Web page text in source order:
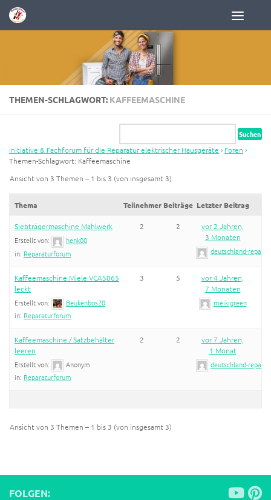
Zum Inhalt springen
THEMEN-SCHLAGWORT: KAFFEEMASCHINE
Initiative & Fachforum für die Reparatur elektrischer Hausgeräte › Foren ›
Themen-Schlagwort: Kaffeemaschine
Ansicht von 3 Themen – 1 bis 3 (von insgesamt 3)
Thema Teilnehmer Beiträge Letzter Beitrag
Siebträgermaschine Mahlwerk
Erstellt von:
henk00
in: Reparaturforum
2 2
vor 2 Jahren,
3 Monaten
deutschland-
Kaffeemaschine Miele VCA5065
leckt
Erstellt von:
Beukenbos20
in: Reparaturforum
3 5
vor 4 Jahren,
7 Monaten
meikigreen
Kaffeemaschine / Satzbehälter
leeren
Erstellt von:
Anonym
in: Reparaturforum
2 2
vor 7 Jahren,
1 Monat
deutschland-
Ansicht von 3 Themen – 1 bis 3 (von insgesamt 3)
FOLGEN: